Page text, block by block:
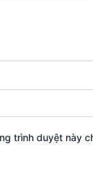
trình duyệt này